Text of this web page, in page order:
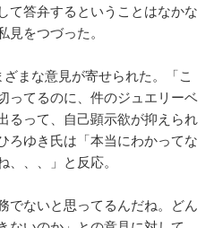
て答弁するということはなかな
をつづった。
まな意見が寄せられた。「こ
ってるのに、件のジュエリーベ
るって、自己顕示欲が抑えられ
ろゆき氏は「本当にわかってな
、、」と反応。
でないと思ってるんだね。どん